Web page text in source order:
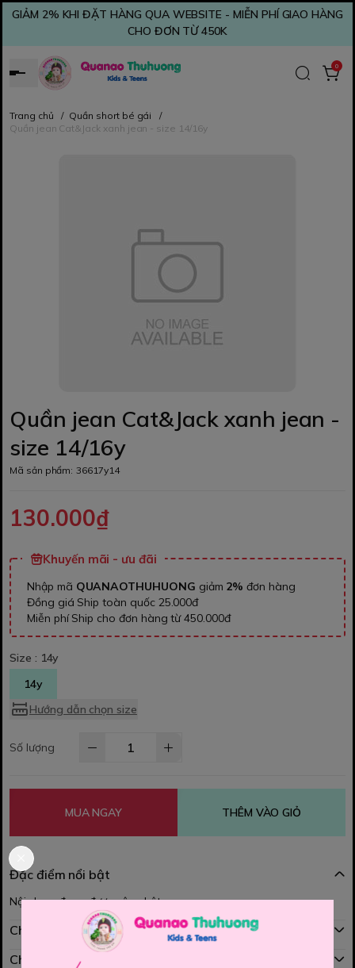
GIẢM 2% KHI ĐẶT HÀNG QUA WEBSITE - MIỄN PHÍ GIAO HÀNG
CHO ĐƠN TỪ 450K
0
Trang chủ / Quần short bé gái
/
Quần jean Cat&Jack xanh jean - size 14/16y
Quần jean Cat&Jack xanh jean -
size 14/16y
Mã sản phẩm: 36617y14
130.000₫
Khuyến mãi - ưu đãi
Nhập mã QUANAOTHUHUONG giảm 2% đơn hàng
Đồng giá Ship toàn quốc 25.000đ
Miễn phí Ship cho đơn hàng từ 450.000đ
Size : 14y
14y
Hướng dẫn chọn size
Số lượng
MUA NGAY THÊM VÀO GIỎ
Đặc điểm nổi bật
Nội dung đang được cập nhật
Chính sách mua hàng
Chính sách đổi hàng